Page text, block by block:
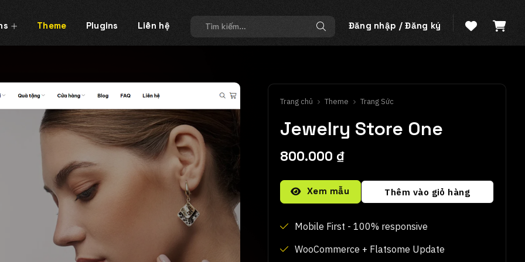
Theme Plugins Liên hệ
kiếm:
Đăng nhập / Đăng ký
Trang chủ Theme Trang Sức
Jewelry Store One
800.000 ₫
Xem mẫu Thêm vào giỏ hàng
Alternative:
Mobile First - 100% responsive
WooCommerce + Flatsome Update